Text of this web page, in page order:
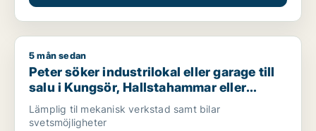
Peter söker industrilokal eller garage till salu i Kungsör,
5 mån sedan
Peter söker industrilokal eller garage till
salu i Kungsör, Hallstahammar eller
Köping
Lämplig til mekanisk verkstad samt bilar
svetsmöjligheter